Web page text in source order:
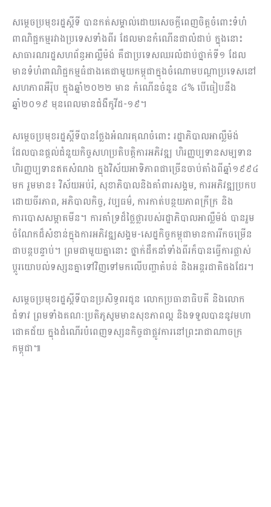
សម្តេចប្រមុខរដ្ឋស្តីទី បានកត់សម្គាល់ដោយសេចក្តីពេញចិត្តចំពោះទំហំ
ពាណិជ្ជកម្មរវាងប្រទេសទាំងពីរ ដែលមានកំណើនជាលំដាប់ ក្នុងនោះ
សាធារណរដ្ឋសហព័ន្ធអាល្លឺម៉ង់ គឺជាប្រទេសឈរលំដាប់ថ្នាក់ទី១ ដែល
មានទំហំពាណិជ្ជកម្មធំជាងគេជាមួយកម្ពុជាក្នុងចំណោមបណ្តាប្រទេសនៅ
សហភាពអឺរ៉ុប ក្នុងឆ្នាំ២០២២ មាន កំណើនចំនួន ៤% បើធៀបនឹង
ឆ្នាំ២០១៩ មុនពេលមានជំងឺកូវីដ-១៩។
សម្តេចប្រមុខរដ្ឋស្តីទីបានថ្លែងអំណរគុណចំពោះ រដ្ឋាភិបាលអាល្លឺម៉ង់
ដែលបានផ្តល់ជំនួយកិច្ចសហប្រតិបត្តិការអភិវឌ្ឍ ហិរញ្ញប្បទានសម្បទាន
ហិរញ្ញប្បទានឥតសំណង ក្នុងវិស័យអាទិភាពជាច្រើនចាប់តាំងពីឆ្នាំ១៩៩៤
មក រួមមាន៖ វិស័យអប់រំ, សុខាភិបាលនិងគាំពារសង្គម, ការអភិវឌ្ឍប្រកប
ដោយចីរភាព, អភិបាលកិច្ច, វប្បធម៌, ការកាត់បន្ថយភាពក្រីក្រ និង
ការបោសសម្អាតមីន។ ការគាំទ្រដ៏ថ្លៃថ្លារបស់រដ្ឋាភិបាលអាល្លឺម៉ង់ បានរួម
ចំណែកដ៏សំខាន់ក្នុងការអភិវឌ្ឍសង្គម-សេដ្ឋកិច្ចកម្ពុជាមានការរីកចម្រើន
ជាបន្តបន្ទាប់។ ព្រមជាមួយគ្នានោះ ថ្នាក់ដឹកនាំទាំងពីរក៏បានធ្វើការផ្លាស់
ប្តូរយោបល់ទស្សនគ្នាទៅវិញទៅមកលើបញ្ហាតំបន់ និងអន្តរជាតិផងដែរ។
សម្តេចប្រមុខរដ្ឋស្តីទីបានប្រសិទ្ធពរជូន លោកប្រធានាធិបតី និងលោក
ជំទាវ ព្រមទាំងគណៈប្រតិភូសូមមានសុខភាពល្អ និងទទួលបាននូវមហា
ជោគជ័យ ក្នុងដំណើរបំពេញទស្សនកិច្ចជាផ្លូវការនៅព្រះរាជាណាចក្រ
កម្ពុជា៕